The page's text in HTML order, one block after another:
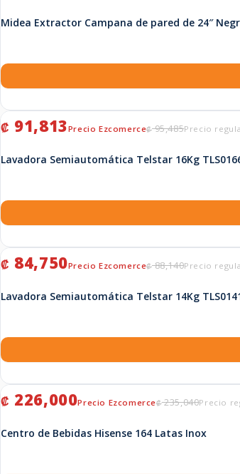
Midea Extractor Campana de pared de 24″
₡95,485
El precio original era: ₡ 95,485.
₡ 91,813
El precio actual es: ₡ 91,813.
Lavadora Semiautomática Telstar 16Kg
₡88,140
El precio original era: ₡ 88,140.
₡ 84,750
El precio actual es: ₡ 84,750.
Lavadora Semiautomática Telstar 14Kg
₡235,040
El precio original era: ₡ 235,040.
₡ 226,000
El precio actual es: ₡ 226,000.
Centro de Bebidas Hisense 164 Latas Inox